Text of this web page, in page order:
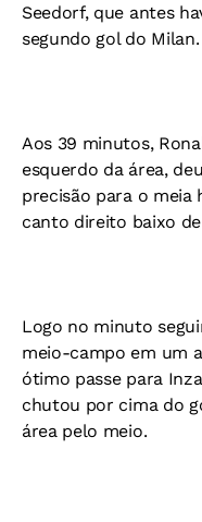
Seedorf, que antes
segundo gol do Milan.
Aos 39 minutos,
esquerdo da área,
precisão para o
canto direito baixo
Logo no minuto
meio-campo em um
ótimo passe para
chutou por cima do
área pelo meio.